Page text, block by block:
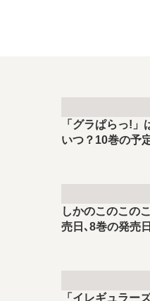
「グラぱらっ!
いつ？10巻の予
しかのこのこの
売日､8巻の発売
「イレギュラー